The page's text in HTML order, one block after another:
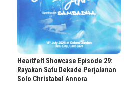
Heartfelt Showcase Episode 29:
Rayakan Satu Dekade Perjalanan
Solo Christabel Annora